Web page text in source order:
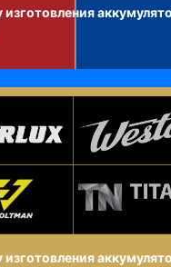
изготовления
изготовления